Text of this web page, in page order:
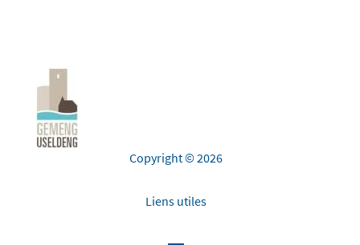
Copyright © 2026
Liens utiles